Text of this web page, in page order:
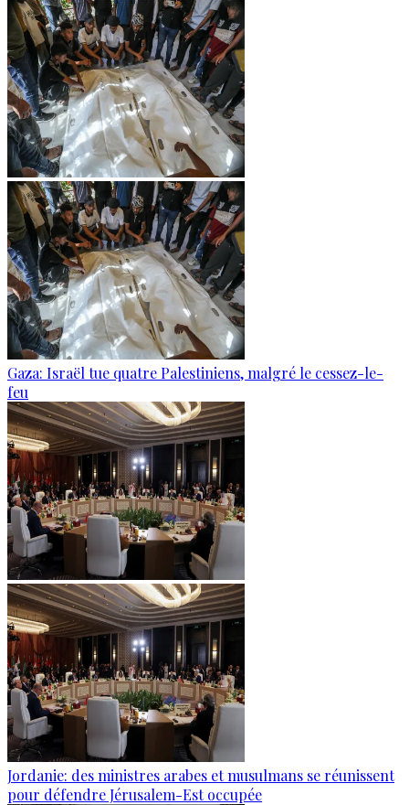
Gaza: Israël tue quatre Palestiniens, malgré le cessez-le-
feu
Jordanie: des ministres arabes et musulmans se réunissent
pour défendre Jérusalem-Est occupée